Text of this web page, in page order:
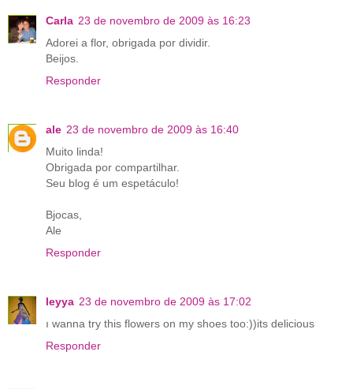
Carla 23 de novembro de 2009 às 16:23
Adorei a flor, obrigada por dividir.
Beijos.
Responder
ale 23 de novembro de 2009 às 16:40
Muito linda!
Obrigada por compartilhar.
Seu blog é um espetáculo!
Bjocas,
Ale
Responder
leyya 23 de novembro de 2009 às 17:02
ı wanna try this flowers on my shoes too:))its delicious
Responder